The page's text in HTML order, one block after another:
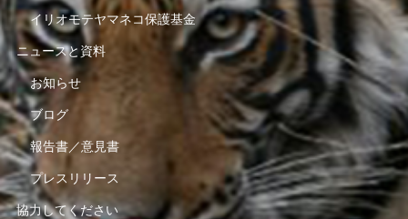
イリオモテヤマネコ保護基金
ニュースと資料
お知らせ
ブログ
報告書／意見書
プレスリリース
協力してください